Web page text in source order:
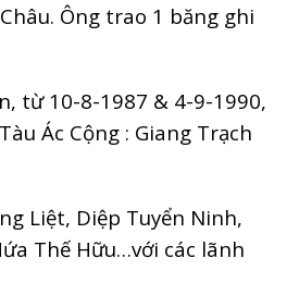
Ông trao 1 băng ghi
từ 10-8-1987 & 4-9-1990,
Ác Cộng : Giang Trạch
Liệt, Diệp Tuyển Ninh,
Thế Hữu…với các lãnh